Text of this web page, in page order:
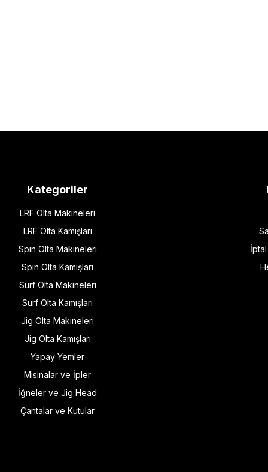
Kategoriler
LRF Olta Makineleri
LRF Olta Kamışları
Spin Olta Makineleri
Spin Olta Kamışları
Surf Olta Makineleri
Surf Olta Kamışları
Jig Olta Makineleri
Jig Olta Kamışları
Yapay Yemler
Misinalar ve İpler
İğneler ve Jig Head
Çantalar ve Kutular